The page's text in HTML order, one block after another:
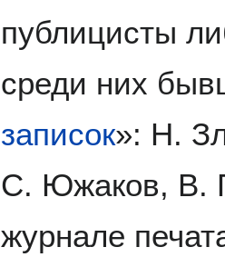
публицисты
среди них
записок»: Н.
С. Южаков, В.
журнале